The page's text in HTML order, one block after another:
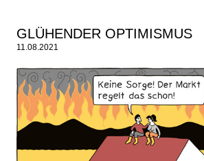
GLÜHENDER OPTIMISMUS
11.08.2021